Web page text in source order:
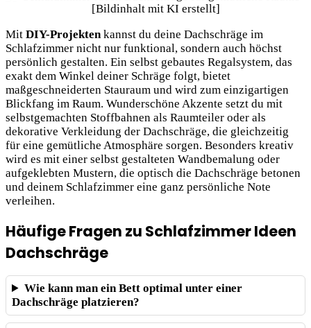
Mit DIY-Projektenkannst du deine Dachschräge im
Schlafzimmer nicht nur funktional, sondern auch höchst
persönlich gestalten. Ein selbst gebautes Regalsystem, das
exakt dem Winkel deiner Schräge folgt, bietet
maßgeschneiderten Stauraum und wird zum einzigartigen
Blickfang im Raum. Wunderschöne Akzente setzt du mit
selbstgemachten Stoffbahnen als Raumteiler oder als
dekorative Verkleidung der Dachschräge, die gleichzeitig
für eine gemütliche Atmosphäre sorgen. Besonders kreativ
wird es mit einer selbst gestalteten Wandbemalung oder
aufgeklebten Mustern, die optisch die Dachschräge betonen
und deinem Schlafzimmer eine ganz persönliche Note
verleihen.
Häufige Fragen zu Schlafzimmer Ideen
Dachschräge
Wie kann man ein Bett optimal unter einer
Dachschräge platzieren?